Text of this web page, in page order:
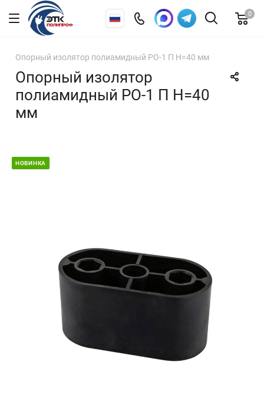
0
Опорный изолятор полиамидный РО-1 П Н=40 мм
Опорный изолятор
полиамидный РО-1 П Н=40
мм
НОВИНКА